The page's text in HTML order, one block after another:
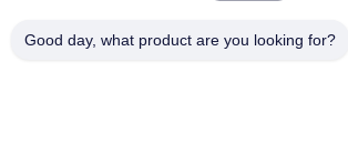
Good day, what product are you looking for?